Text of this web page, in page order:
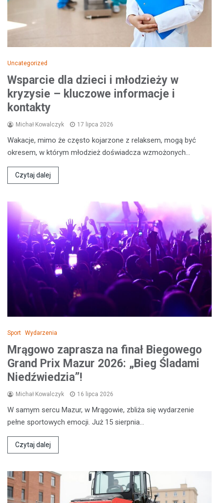
Uncategorized
Wsparcie dla dzieci i młodzieży w
kryzysie – kluczowe informacje i
kontakty
Michał Kowalczyk 17 lipca 2026
Wakacje, mimo że często kojarzone z relaksem, mogą być
okresem, w którym młodzież doświadcza wzmożonych…
Czytaj dalej
Sport Wydarzenia
Mrągowo zaprasza na finał Biegowego
Grand Prix Mazur 2026: „Bieg Śladami
Niedźwiedzia”!
Michał Kowalczyk 16 lipca 2026
W samym sercu Mazur, w Mrągowie, zbliża się wydarzenie
pełne sportowych emocji. Już 15 sierpnia…
Czytaj dalej